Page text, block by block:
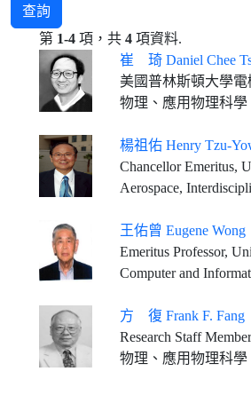
查詢
第 1-4 項，共 4 項資料.
崔 琦 Daniel Chee
美國普林斯頓大學電
物理、應用物理科學
楊祖佑 Henry Tzu-
Chancellor Emeritus, University of California, Santa Barbara (served 1994-2025) Mosher Chair and Distinguished Professor, University of California, Santa
Aerospace, Interdisciplinary
王佑曾 Eugene Wong
Emeritus Professor, University
Computer and Information Sciences,
方 復 Frank F. Fang
Research Staff Member (Emeritus) IBM T.J.
物理、應用物理科